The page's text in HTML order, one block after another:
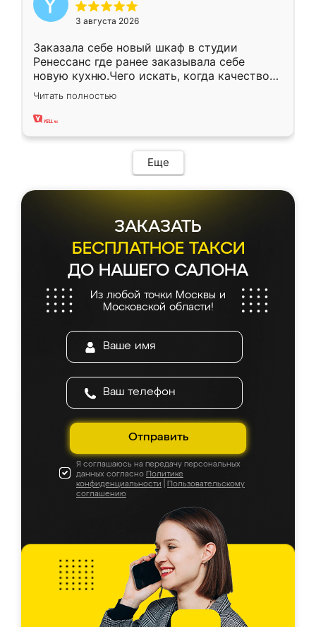
3 августа 2026
Заказала себе новый шкаф в студии
Ренессанс где ранее заказывала себе
новую кухню.Чего искать, когда качеством
вполне довольна. Служит кухня уже почти
два года, нареканий нет.
Читать полностью
Еще
ЗАКАЗАТЬ
БЕСПЛАТНОЕ ТАКСИ
ДО НАШЕГО САЛОНА
Из любой точки Москвы и
Московской области!
Отправить
Я соглашаюсь на передачу персональных
данных согласно Политике
конфиденциальности
Пользовательскому
соглашению